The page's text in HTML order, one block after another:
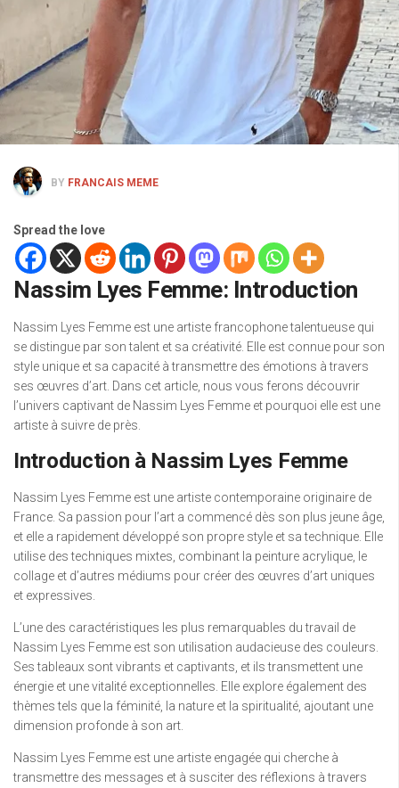
BY FRANCAIS MEME
Spread the love
Nassim Lyes Femme: Introduction
Nassim Lyes Femme est une artiste francophone talentueuse qui
se distingue par son talent et sa créativité. Elle est connue pour son
style unique et sa capacité à transmettre des émotions à travers
ses œuvres d’art. Dans cet article, nous vous ferons découvrir
l’univers captivant de Nassim Lyes Femme et pourquoi elle est une
artiste à suivre de près.
Introduction à Nassim Lyes Femme
Nassim Lyes Femme est une artiste contemporaine originaire de
France. Sa passion pour l’art a commencé dès son plus jeune âge,
et elle a rapidement développé son propre style et sa technique. Elle
utilise des techniques mixtes, combinant la peinture acrylique, le
collage et d’autres médiums pour créer des œuvres d’art uniques
et expressives.
L’une des caractéristiques les plus remarquables du travail de
Nassim Lyes Femme est son utilisation audacieuse des couleurs.
Ses tableaux sont vibrants et captivants, et ils transmettent une
énergie et une vitalité exceptionnelles. Elle explore également des
thèmes tels que la féminité, la nature et la spiritualité, ajoutant une
dimension profonde à son art.
Nassim Lyes Femme est une artiste engagée qui cherche à
transmettre des messages et à susciter des réflexions à travers